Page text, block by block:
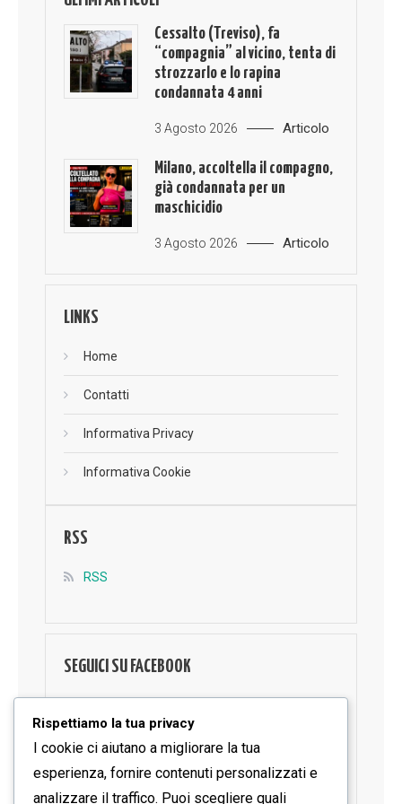
Cessalto (Treviso), fa
“compagnia” al vicino, tenta di
strozzarlo e lo rapina
condannata 4 anni
3 Agosto 2026 Articolo
Milano, accoltella il compagno,
già condannata per un
maschicidio
3 Agosto 2026 Articolo
LINKS
Home
Contatti
Informativa Privacy
Informativa Cookie
RSS
RSS
SEGUICI SU FACEBOOK
Rispettiamo la tua privacy
I cookie ci aiutano a migliorare la tua
esperienza, fornire contenuti personalizzati e
analizzare il traffico. Puoi scegliere quali